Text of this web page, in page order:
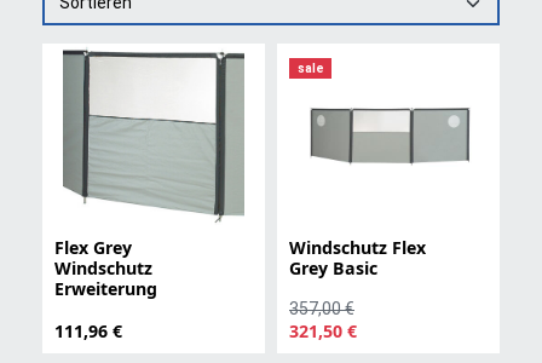
Flex Grey
Windschutz
Erweiterung
111,96 €
sale
Windschutz Flex
Grey Basic
357,00 €
321,50 €